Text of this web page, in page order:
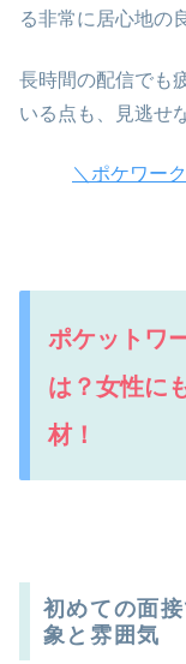
る非常に居心地の
長時間の配信でも
いる点も、見逃せ
＼ポケワー
ポケットワ
は？女性に
材！
初めての面
象と雰囲気